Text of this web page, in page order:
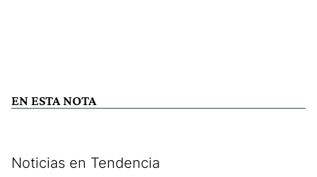
EN ESTA NOTA
Noticias en Tendencia